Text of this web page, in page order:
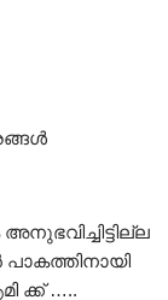
ക്ക് …..